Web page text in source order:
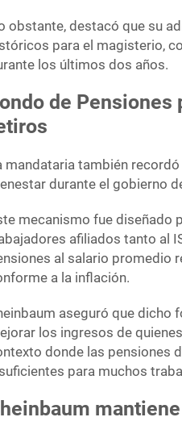
obstante, destacó que su
para el magisterio,
los últimos dos años.
de
mandataria también
durante el gobierno
mecanismo fue diseñado
afiliados tanto al
al salario promedio
a la inflación.
aseguró que dicho
los ingresos de
donde las pensiones
para muchos